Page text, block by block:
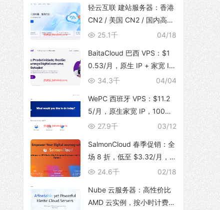
轻云互联 建站服务器：香港
CN2 / 美国 CN2 / 国内高防
BGP，无限流量，建站首选
04/18
25.1千
BaitaCloud 巴西 VPS：$1
0.53/月，原生 IP + 家宽 IS
P，100Mbps 无限流量04/04
34.3千
WePC 西班牙 VPS：$11.2
5/月，原生家宽 IP，100Mb
ps 带宽，1T 流量，支持 Tik
03/12
27.9千
SalmonCloud 春季促销：全
场 8 折，低至 $3.32/月，
高性能 CPU + 10Gbps 大带
区
02/18
24.6千
Nube 云服务器：高性价比
AMD 云实例，按小时计费，